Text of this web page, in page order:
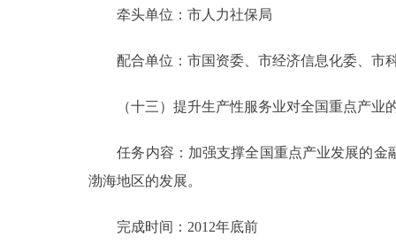
牵头单位：市人力社保局
配合单位：市国资委、市经济信息化委、市
（十三）提升生产性服务业对全国重点产业
任务内容：加强支撑全国重点产业发展的金
渤海地区的发展。
完成时间：2012年底前